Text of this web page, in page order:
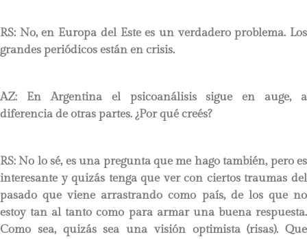
RS: No, en Europa del Este es un verdadero problema. Los
grandes periódicos están en crisis.
AZ: En Argentina el psicoanálisis sigue en auge, a
diferencia de otras partes. ¿Por qué creés?
RS: No lo sé, es una pregunta que me hago también, pero es
interesante y quizás tenga que ver con ciertos traumas del
pasado que viene arrastrando como país, de los que no
estoy tan al tanto como para armar una buena respuesta.
Como sea, quizás sea una visión optimista (risas). Que